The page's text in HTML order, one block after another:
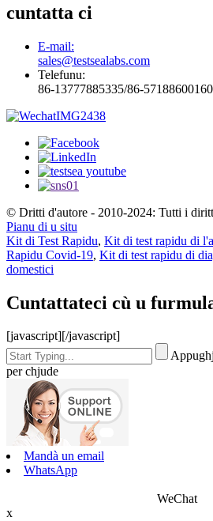
cuntatta ci
E-mail:
sales@testsealabs.com
Telefunu:
86-13777885335/86-57188600160
© Dritti d'autore - 2010-2024: Tutti i
Pianu di u situ
Kit di Test Rapidu, Kit di test rapidu di
Rapidu Covid-19, Kit di test rapidu di
domestici
Cuntattateci cù u
[javascript] [/javascript]
per chjude
Mandà un email
WhatsApp
WeChat
x